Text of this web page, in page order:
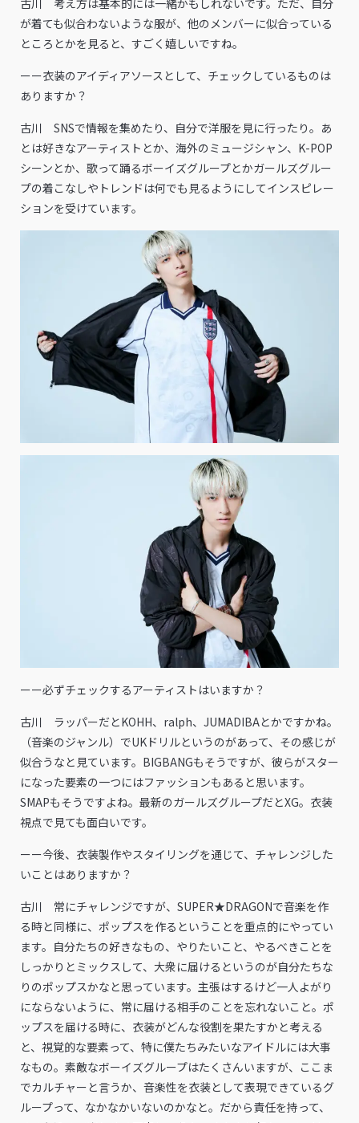
古川 考え方は基本的には一緒かもしれないです。ただ、自分
が着ても似合わないような服が、他のメンバーに似合っている
ところとかを見ると、すごく嬉しいですね。
ーー衣装のアイディアソースとして、チェックしているものは
ありますか？
古川 SNSで情報を集めたり、自分で洋服を見に行ったり。あ
とは好きなアーティストとか、海外のミュージシャン、K-POP
シーンとか、歌って踊るボーイズグループとかガールズグルー
プの着こなしやトレンドは何でも見るようにしてインスピレー
ションを受けています。
ーー必ずチェックするアーティストはいますか？
古川 ラッパーだとKOHH、ralph、JUMADIBAとかですかね。
（音楽のジャンル）でUKドリルというのがあって、その感じが
似合うなと見ています。BIGBANGもそうですが、彼らがスター
になった要素の一つにはファッションもあると思います。
SMAPもそうですよね。最新のガールズグループだとXG。衣装
視点で見ても面白いです。
ーー今後、衣装製作やスタイリングを通じて、チャレンジした
いことはありますか？
古川 常にチャレンジですが、SUPER★DRAGONで音楽を作
る時と同様に、ポップスを作るということを重点的にやってい
ます。自分たちの好きなもの、やりたいこと、やるべきことを
しっかりとミックスして、大衆に届けるというのが自分たちな
りのポップスかなと思っています。主張はするけど一人よがり
にならないように、常に届ける相手のことを忘れないこと。ポ
ップスを届ける時に、衣装がどんな役割を果たすかと考える
と、視覚的な要素って、特に僕たちみたいなアイドルには大事
なもの。素敵なボーイズグループはたくさんいますが、ここま
でカルチャーと言うか、音楽性を衣装として表現できているグ
ループって、なかなかいないのかなと。だから責任を持って、